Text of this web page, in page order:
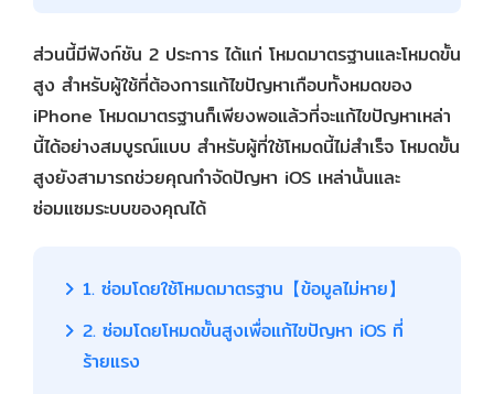
ส่วนนี้มีฟังก์ชัน 2 ประการ ได้แก่ โหมดมาตรฐานและโหมดขั้น
สูง สำหรับผู้ใช้ที่ต้องการแก้ไขปัญหาเกือบทั้งหมดของ
iPhone โหมดมาตรฐานก็เพียงพอแล้วที่จะแก้ไขปัญหาเหล่า
นี้ได้อย่างสมบูรณ์แบบ สำหรับผู้ที่ใช้โหมดนี้ไม่สำเร็จ โหมดขั้น
สูงยังสามารถช่วยคุณกำจัดปัญหา iOS เหล่านั้นและ
ซ่อมแซมระบบของคุณได้
1. ซ่อมโดยใช้โหมดมาตรฐาน【ข้อมูลไม่หาย】
2. ซ่อมโดยโหมดขั้นสูงเพื่อแก้ไขปัญหา iOS ที่
ร้ายแรง